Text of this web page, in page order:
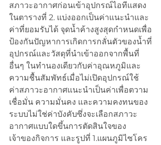
สภาวะอากาศก่อนเข้าอุปกรณ์ไอทีแสดง
ในตารางที่ 2. แบ่งออกเป็นค่าแนะนำและ
ค่าที่ยอมรับได้ จุดน้ำค้างสูงสุดกำหนดเพื่อ
ป้องกันปัญหาการเกิดการกลั่นตัวของน้ำที่
อุปกรณ์และวัสดุที่นำเข้าออกจากพื้นที่
อื่นๆ ในทำนองเดียวกับค่าอุณหภูมิและ
ความชื้นสัมพัทธ์เมื่อไม่เปิดอุปกรณ์ใช้
ค่าสภาวะอากาศแนะนำเป็นค่าเพื่อตวาม
เชื่อมั่น ความมั่นคง และความคงทนของ
ระบบไม่ใช่ค่าบังคับซึ่งจะเลือกสภาวะ
อากาศแบบใดขึ้นการตัดสินใจของ
เจ้าของกิจการ และรูปที่ 1.แผนภูมิไซโคร